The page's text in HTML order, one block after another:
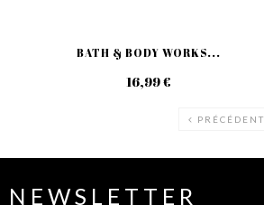
BATH & BODY WORKS...
16,99 €
PRÉCÉDENT
NEWSLETTER